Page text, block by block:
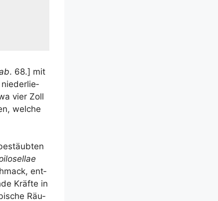
. 68.] mit
nie­der­lie­
vier Zoll
wel­che
ent­
Kräf­te in
Räu­